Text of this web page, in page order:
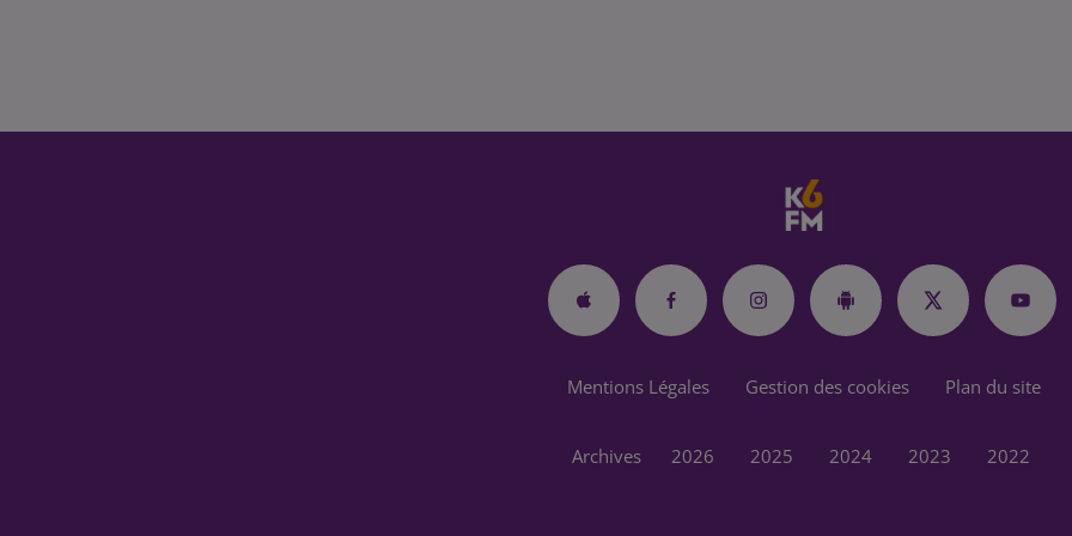
Mentions Légales Gestion des cookies Plan du site
Archives 2026 2025 2024 2023 2022